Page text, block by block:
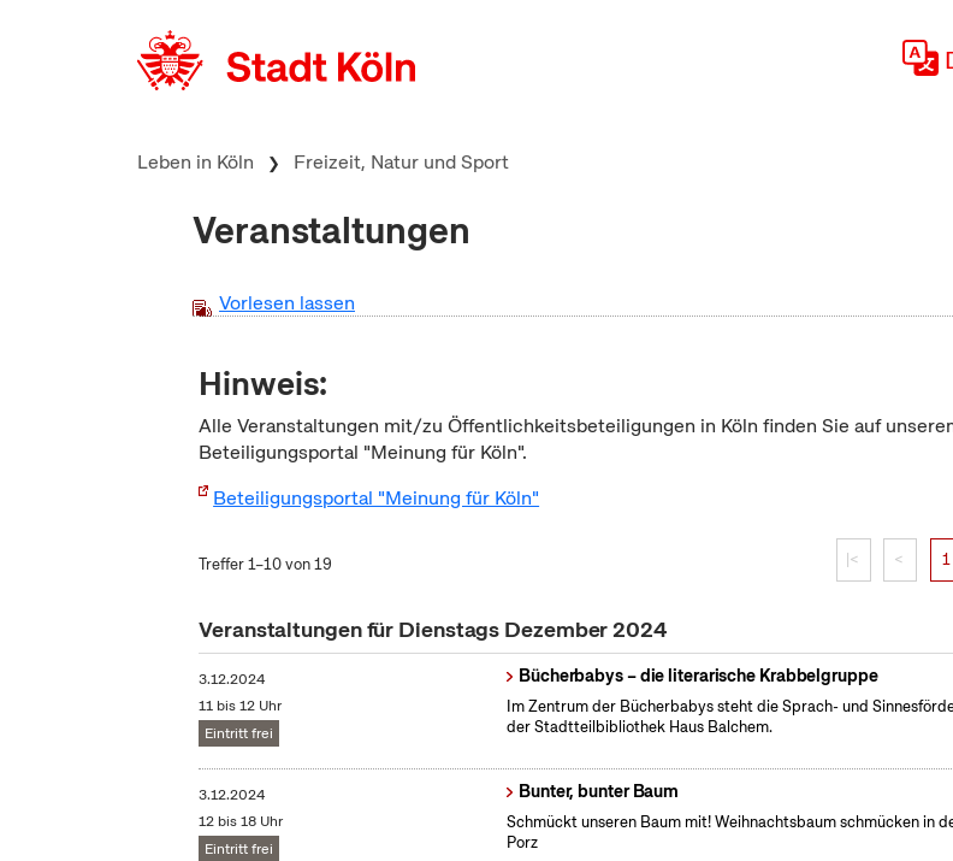
Leben in Köln Freizeit, Natur und Sport
Veranstaltungen
Vorlesen lassen
Hinweis:
Alle Veranstaltungen mit/zu Öffentlichkeitsbeteiligungen in Köln finden Sie auf
Beteiligungsportal "Meinung für Köln".
Beteiligungsportal "Meinung für Köln"
Treffer 1–10 von 19 |< < 1
Veranstaltungen für Dienstags Dezember 2024
3.12.2024
11 bis 12 Uhr
Eintritt frei
Bücherbabys – die literarische Krabbelgruppe
Im Zentrum der Bücherbabys steht die Sprach- und
der Stadtteilbibliothek Haus Balchem.
3.12.2024
12 bis 18 Uhr
Eintritt frei
Bunter, bunter Baum
Schmückt unseren Baum mit! Weihnachtsbaum schmücken in
Porz